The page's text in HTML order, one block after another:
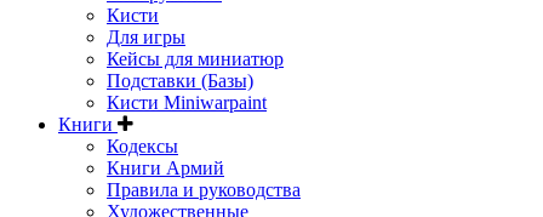
Кисти
Для игры
Кейсы для миниатюр
Подставки (Базы)
Кисти Miniwarpaint
Книги
Кодексы
Книги Армий
Правила и руководства
Художественные